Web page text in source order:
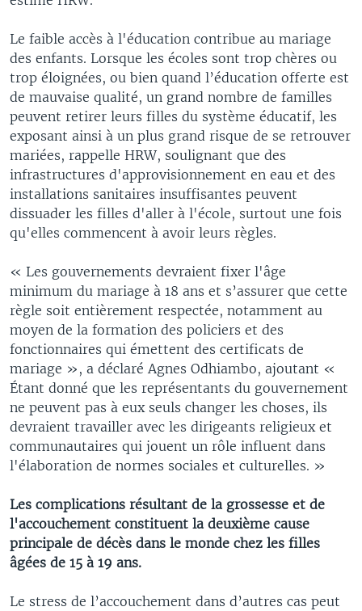
Le faible accès à l'éducation contribue au mariage
des enfants. Lorsque les écoles sont trop chères ou
trop éloignées, ou bien quand l’éducation offerte est
de mauvaise qualité, un grand nombre de familles
peuvent retirer leurs filles du système éducatif, les
exposant ainsi à un plus grand risque de se retrouver
mariées, rappelle HRW, soulignant que des
infrastructures d'approvisionnement en eau et des
installations sanitaires insuffisantes peuvent
dissuader les filles d'aller à l'école, surtout une fois
qu'elles commencent à avoir leurs règles.
« Les gouvernements devraient fixer l'âge
minimum du mariage à 18 ans et s’assurer que cette
règle soit entièrement respectée, notamment au
moyen de la formation des policiers et des
fonctionnaires qui émettent des certificats de
mariage », a déclaré Agnes Odhiambo, ajoutant «
Étant donné que les représentants du gouvernement
ne peuvent pas à eux seuls changer les choses, ils
devraient travailler avec les dirigeants religieux et
communautaires qui jouent un rôle influent dans
l'élaboration de normes sociales et culturelles. »
Les complications résultant de la grossesse et de
l'accouchement constituent la deuxième cause
principale de décès dans le monde chez les filles
âgées de 15 à 19 ans.
Le stress de l’accouchement dans d’autres cas peut